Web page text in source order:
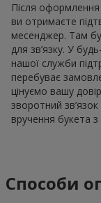
Після оформлення
ви отримаєте
месенджер. Там
для зв’язку. У
нашої служби
перебуває
цінуємо вашу
зворотний
вручення букета з
Способи